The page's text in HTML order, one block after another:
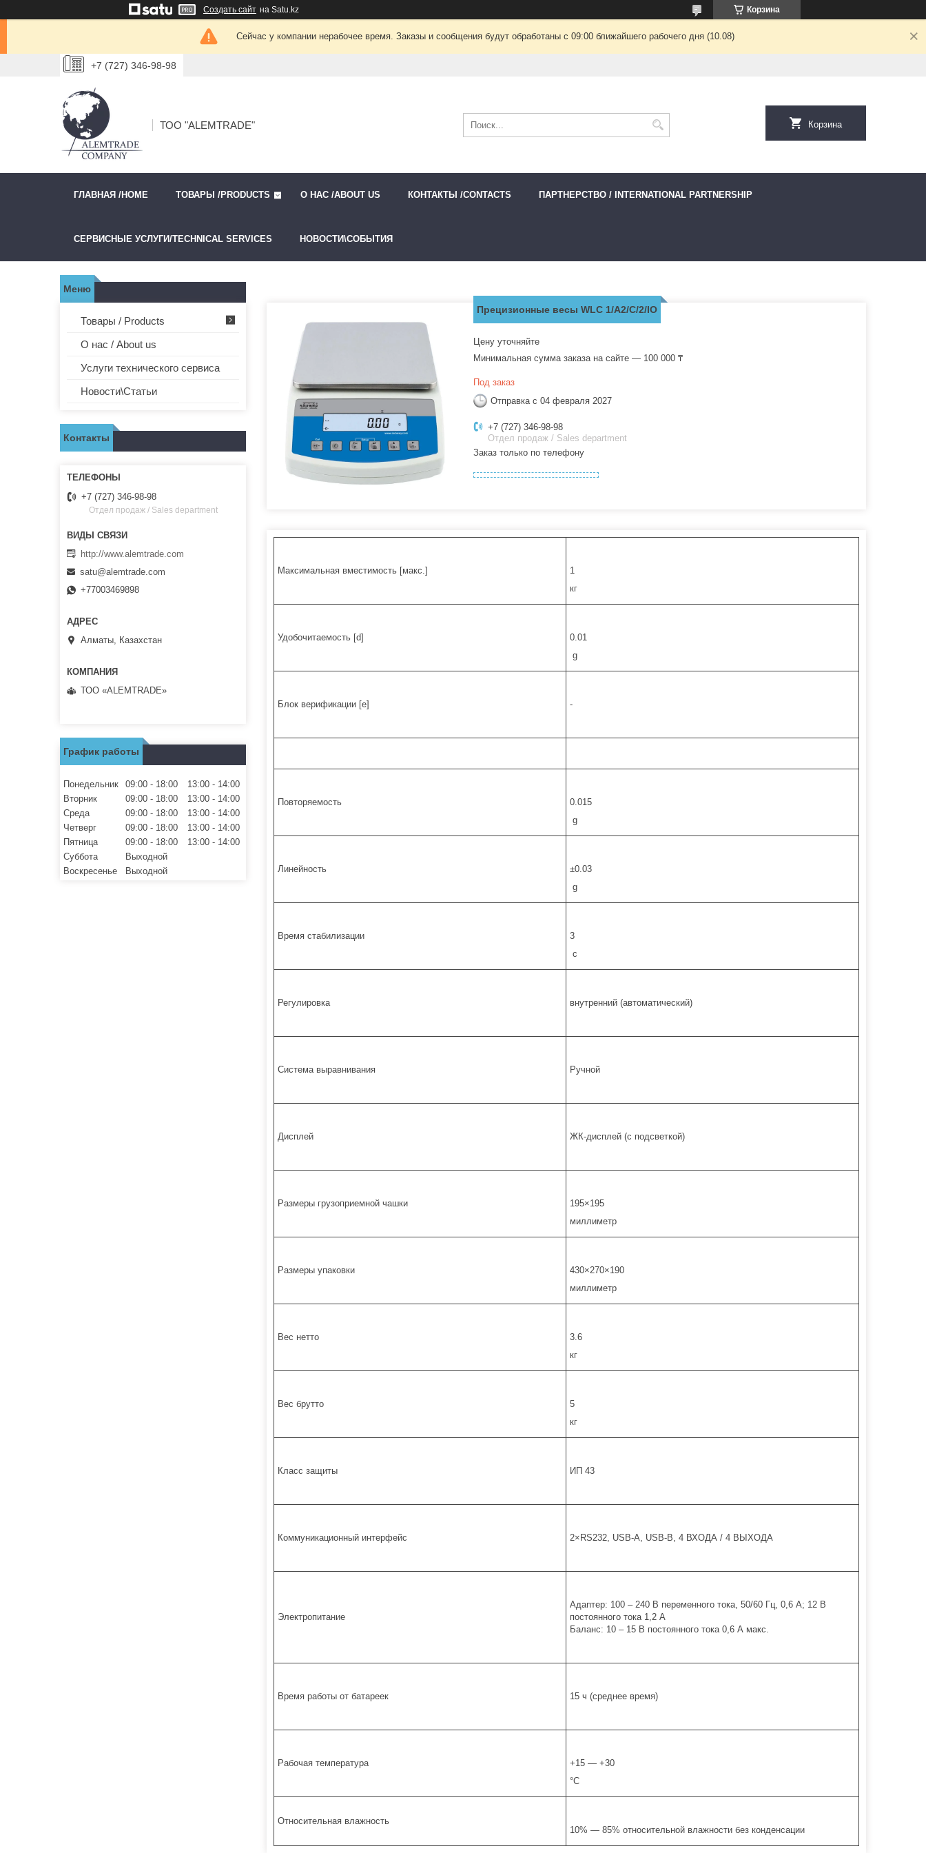
Создать сайт на Satu.kz Корзина
Сейчас у компании нерабочее время. Заказы и сообщения будут обработаны с 09:00 ближайшего рабочего дня (10.08)
+7 (727) 346-98-98
ТОО "ALEMTRADE" Корзина
ГЛАВНАЯ /HOME ТОВАРЫ /PRODUCTS О НАС /ABOUT US КОНТАКТЫ /CONTACTS ПАРТНЕРСТВО / INTERNATIONAL PARTNERSHIP
СЕРВИСНЫЕ УСЛУГИ/TECHNICAL SERVICES НОВОСТИ\СОБЫТИЯ
Прецизионные весы WLC 1/A2/C/2/IO
Цену уточняйте
Минимальная сумма заказа на сайте — 100 000 ₸
Под заказ
Отправка с 04 февраля 2027
+7 (727) 346-98-98
Отдел продаж / Sales department
Заказ только по телефону
Максимальная вместимость [макс.]
1
кг
Удобочитаемость [d]
0.01
g
Блок верификации [e] -
Повторяемость
0.015
g
Линейность
±0.03
g
Время стабилизации
3
с
Регулировка внутренний (автоматический)
Система выравнивания Ручной
Дисплей ЖК-дисплей (с подсветкой)
Размеры грузоприемной чашки
195×195
миллиметр
Размеры упаковки
430×270×190
миллиметр
Вес нетто
3.6
кг
Вес брутто
5
кг
Класс защиты ИП 43
Коммуникационный интерфейс 2×RS232, USB-A, USB-B, 4 ВХОДА / 4 ВЫХОДА
Электропитание
Адаптер: 100 – 240 В переменного тока, 50/60 Гц, 0,6 А; 12 В
постоянного тока 1,2 А
Баланс: 10 – 15 В постоянного тока 0,6 А макс.
Время работы от батареек 15 ч (среднее время)
Рабочая температура
+15 — +30
°С
Относительная влажность
10% — 85% относительной влажности без конденсации
Товары / Products
О нас / About us
Услуги технического сервиса
Новости\Статьи
Контакты
+7 (727) 346-98-98
Отдел продаж / Sales department
http://www.alemtrade.com
satu@alemtrade.com
+77003469898
Алматы, Казахстан
ТОО «ALEMTRADE»
График работы
Понедельник 09:00 18:00 13:00
14:00
Вторник
09:00 18:00 13:00
14:00
Среда
09:00 18:00 13:00
14:00
Четверг
09:00 18:00 13:00
14:00
Пятница
09:00 18:00 13:00
14:00
Суббота
Выходной
Воскресенье
Выходной